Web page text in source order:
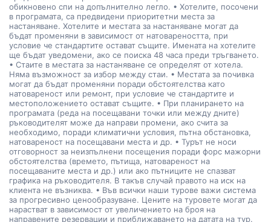
обикновено спи на допълнително легло. • Хотелите, посочени
в програмата, са предвидени приоритетни места за
настаняване. Хотелите и местата за настаняване могат да
бъдат променяни в зависимост от натовареността, при
условие че стандартите остават същите. Имената на хотелите
ще бъдат уведомени, ако се поиска 48 часа преди тръгването.
• Стаите в местата за настаняване се определят от хотела.
Няма възможност за избор между стаи. • Местата за почивка
могат да бъдат променяни поради обстоятелства като
натовареност или ремонт, при условие че стандартите и
местоположението остават същите. • При планирането на
програмата (реда на посещавани точки или между дните)
ръководителят може да направи промени, ако счита за
необходимо, поради климатични условия, пътна обстановка,
натовареност на посещавани места и др. • Турът не носи
отговорност за неизпълнени посещения поради форс мажорни
обстоятелства (времето, пътища, натовареност на
посещаваните места и др.) или ако пътниците не спазват
графика на ръководителя. В такъв случай правото на иск на
клиента не възниква. • Във всички наши турове важи система
за прогресивно ценообразуване. Цените на туровете могат да
нарастват в зависимост от увеличението на броя на
направените резервации и приближаването на датата на тур.